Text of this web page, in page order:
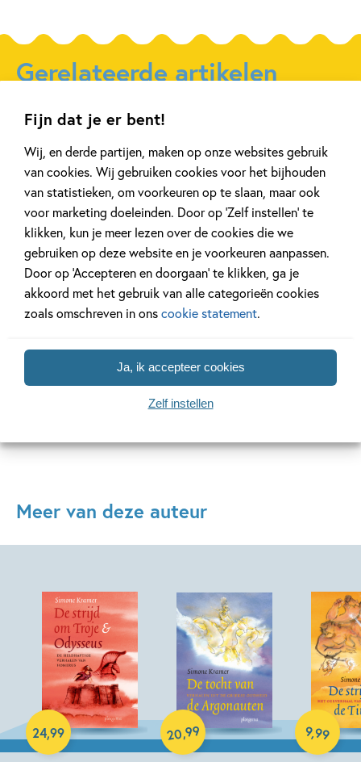
Fijn dat je er bent!
Wij, en derde partijen, maken op onze websites gebruik
van cookies. Wij gebruiken cookies voor het bijhouden
van statistieken, om voorkeuren op te slaan, maar ook
voor marketing doeleinden. Door op ‘Zelf instellen’ te
klikken, kun je meer lezen over de cookies die we
gebruiken op deze website en je voorkeuren aanpassen.
Door op ‘Accepteren en doorgaan’ te klikken, ga je
akkoord met het gebruik van alle categorieën cookies
zoals omschreven in onscookie statement.
Ja, ik accepteer cookies
Zelf instellen
Gerelateerde artikelen
27 APRIL 2026
De mooiste cadeauboeken
voor Moederdag
20 APRIL 2026
Oplossing ‘De
puzzel!
Bekijk alle artikelen
Meer van deze auteur
24,99
Paperback
20,99
Paperback
9,99
E-book